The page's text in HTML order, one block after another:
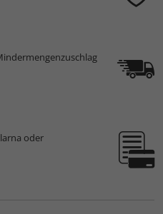
oder